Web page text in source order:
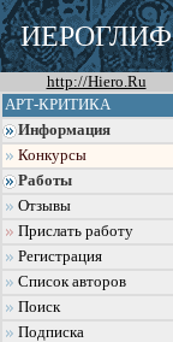
ИЕРОГЛИФ
http://Hiero.Ru
АРТ-КРИТИКА
Информация
Конкурсы
Работы
Отзывы
Прислать работу
Регистрация
Список авторов
Поиск
Подписка